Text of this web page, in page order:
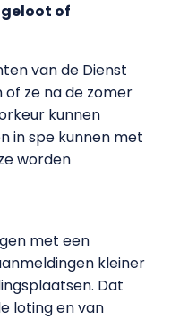
of
van de Dienst
of ze na de zomer
kunnen
in spe kunnen met
worden
met een
kleiner
Dat
loting en van